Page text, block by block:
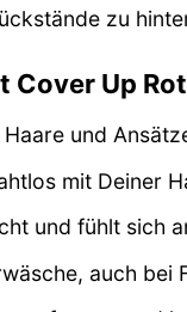
zu
Cover Up
und
mit Deiner
und fühlt sich
auch bei